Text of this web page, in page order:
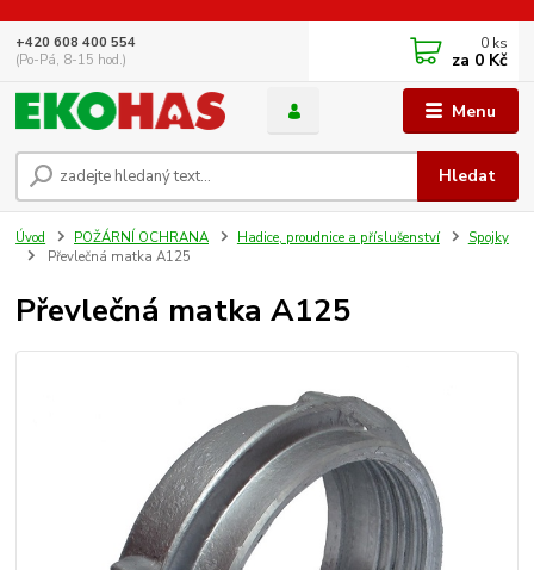
Menu
Hledat
+420 608 400 554
(Po-Pá, 8-15 hod.)
0 ks
za 0 Kč
Úvod POŽÁRNÍ OCHRANA Hadice, proudnice a příslušenství
Spojky
Převlečná matka A125
Převlečná matka A125